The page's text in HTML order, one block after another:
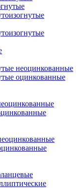
неоцинкованные
оцинкованные